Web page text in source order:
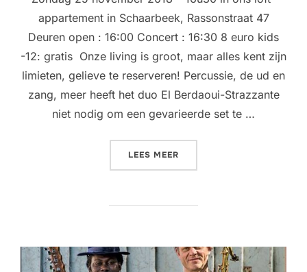
appartement in Schaarbeek, Rassonstraat 47
Deuren open : 16:00 Concert : 16:30 8 euro kids
-12: gratis Onze living is groot, maar alles kent zijn
limieten, gelieve te reserveren! Percussie, de ud en
zang, meer heeft het duo El Berdaoui-Strazzante
niet nodig om een gevarieerde set te …
LEES MEER